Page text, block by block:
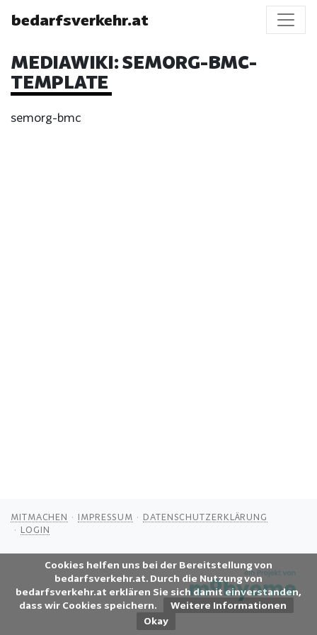
Cookies helfen uns bei der Bereitstellung von
bedarfsverkehr.at. Durch die Nutzung von
bedarfsverkehr.at erklären Sie sich damit einverstanden,
dass wir Cookies speichern.
Weitere Informationen
bedarfsverkehr.at
MEDIAWIKI:SEMORG-BMC-
TEMPLATE
semorg-bmc
MITMACHEN IMPRESSUM
DATENSCHUTZERKLÄRUNG
LOGIN